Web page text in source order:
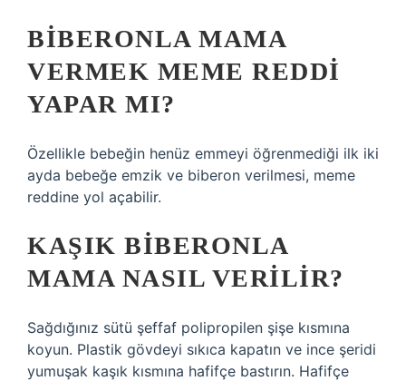
BIBERONLA MAMA
VERMEK MEME REDDI
YAPAR MI?
Özellikle bebeğin henüz emmeyi öğrenmediği ilk iki
ayda bebeğe emzik ve biberon verilmesi, meme
reddine yol açabilir.
KAŞIK BIBERONLA
MAMA NASIL VERILIR?
Sağdığınız sütü şeffaf polipropilen şişe kısmına
koyun. Plastik gövdeyi sıkıca kapatın ve ince şeridi
yumuşak kaşık kısmına hafifçe bastırın. Hafifçe